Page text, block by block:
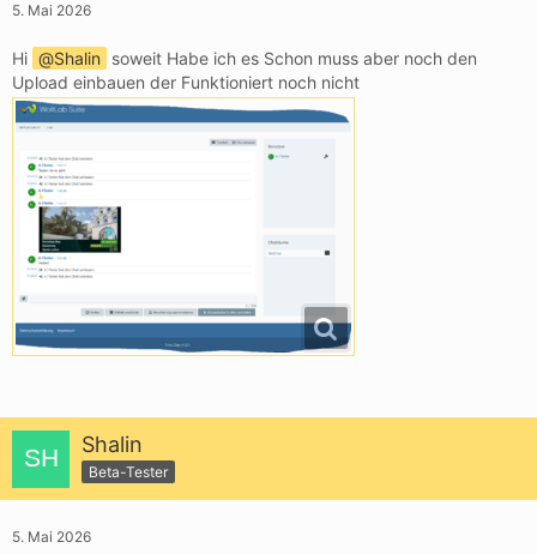
5. Mai 2026
Hi Shalin
soweit Habe ich es Schon muss aber noch den
Upload einbauen der Funktioniert noch nicht
Shalin
Beta-Tester
5. Mai 2026